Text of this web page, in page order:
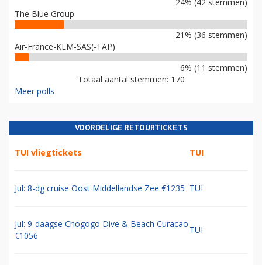
24% (42 stemmen)
The Blue Group
21% (36 stemmen)
Air-France-KLM-SAS(-TAP)
6% (11 stemmen)
Totaal aantal stemmen: 170
Meer polls
VOORDELIGE RETOURTICKETS
TUI vliegtickets TUI
Jul: 8-dg cruise Oost Middellandse Zee €1235 TUI
Jul: 9-daagse Chogogo Dive & Beach Curacao
€1056
TUI